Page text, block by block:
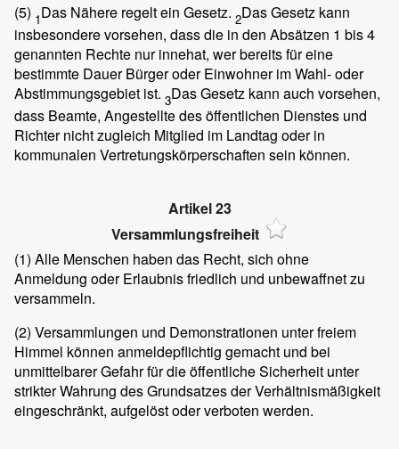
(5) 1Das Nähere regelt ein Gesetz. 2Das Gesetz kann
insbesondere vorsehen, dass die in den Absätzen 1 bis 4
genannten Rechte nur innehat, wer bereits für eine
bestimmte Dauer Bürger oder Einwohner im Wahl- oder
Abstimmungsgebiet ist. 3Das Gesetz kann auch vorsehen,
dass Beamte, Angestellte des öffentlichen Dienstes und
Richter nicht zugleich Mitglied im Landtag oder in
kommunalen Vertretungskörperschaften sein können.
Artikel 23
Versammlungsfreiheit
(1) Alle Menschen haben das Recht, sich ohne
Anmeldung oder Erlaubnis friedlich und unbewaffnet zu
versammeln.
(2) Versammlungen und Demonstrationen unter freiem
Himmel können anmeldepflichtig gemacht und bei
unmittelbarer Gefahr für die öffentliche Sicherheit unter
strikter Wahrung des Grundsatzes der Verhältnismäßigkeit
eingeschränkt, aufgelöst oder verboten werden.